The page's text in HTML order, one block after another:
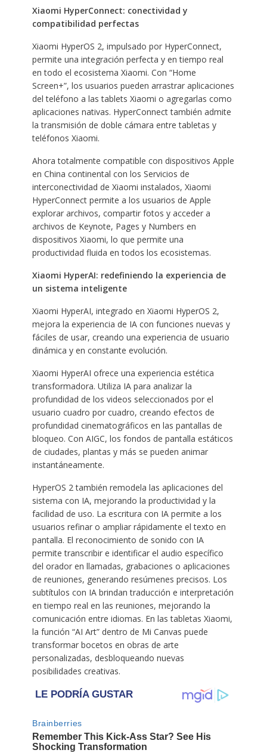
Xiaomi HyperConnect: conectividad y
compatibilidad perfectas
Xiaomi HyperOS 2, impulsado por HyperConnect,
permite una integración perfecta y en tiempo real
en todo el ecosistema Xiaomi. Con “Home
Screen+”, los usuarios pueden arrastrar aplicaciones
del teléfono a las tablets Xiaomi o agregarlas como
aplicaciones nativas. HyperConnect también admite
la transmisión de doble cámara entre tabletas y
teléfonos Xiaomi.
Ahora totalmente compatible con dispositivos Apple
en China continental con los Servicios de
interconectividad de Xiaomi instalados, Xiaomi
HyperConnect permite a los usuarios de Apple
explorar archivos, compartir fotos y acceder a
archivos de Keynote, Pages y Numbers en
dispositivos Xiaomi, lo que permite una
productividad fluida en todos los ecosistemas.
Xiaomi HyperAI: redefiniendo la experiencia de
un sistema inteligente
Xiaomi HyperAI, integrado en Xiaomi HyperOS 2,
mejora la experiencia de IA con funciones nuevas y
fáciles de usar, creando una experiencia de usuario
dinámica y en constante evolución.
Xiaomi HyperAI ofrece una experiencia estética
transformadora. Utiliza IA para analizar la
profundidad de los videos seleccionados por el
usuario cuadro por cuadro, creando efectos de
profundidad cinematográficos en las pantallas de
bloqueo. Con AIGC, los fondos de pantalla estáticos
de ciudades, plantas y más se pueden animar
instantáneamente.
HyperOS 2 también remodela las aplicaciones del
sistema con IA, mejorando la productividad y la
facilidad de uso. La escritura con IA permite a los
usuarios refinar o ampliar rápidamente el texto en
pantalla. El reconocimiento de sonido con IA
permite transcribir e identificar el audio específico
del orador en llamadas, grabaciones o aplicaciones
de reuniones, generando resúmenes precisos. Los
subtítulos con IA brindan traducción e interpretación
en tiempo real en las reuniones, mejorando la
comunicación entre idiomas. En las tabletas Xiaomi,
la función “AI Art” dentro de Mi Canvas puede
transformar bocetos en obras de arte
personalizadas, desbloqueando nuevas
posibilidades creativas.